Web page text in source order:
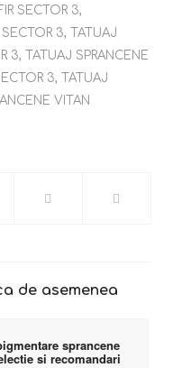
SECTOR 3,
3, TATUAJ
3, TATUAJ SPRANCENE
3, TATUAJ
VITAN
de asemenea
sprancene
si recomandari